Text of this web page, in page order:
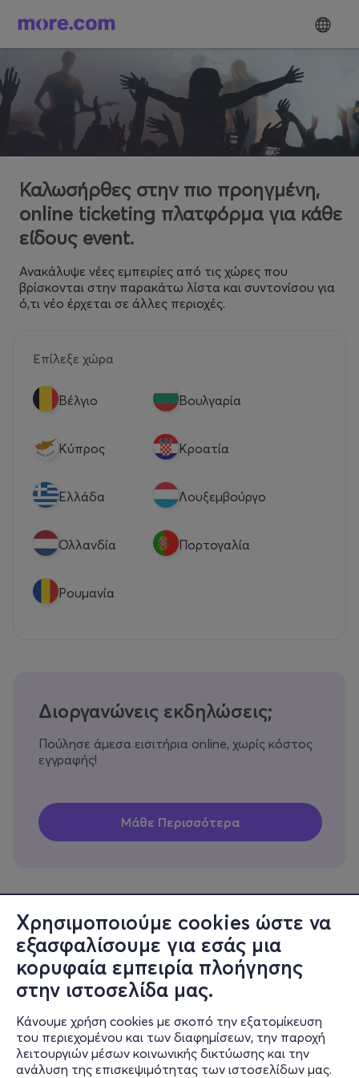
Χρησιμοποιούμε cookies ώστε να
εξασφαλίσουμε για εσάς μια
κορυφαία εμπειρία πλοήγησης
στην ιστοσελίδα μας.
Κάνουμε χρήση cookies με σκοπό την εξατομίκευση
του περιεχομένου και των διαφημίσεων, την παροχή
λειτουργιών μέσων κοινωνικής δικτύωσης και την
ανάλυση της επισκεψιμότητας των ιστοσελίδων μας.
Καλωσήρθες στην πιο προηγμένη,
online ticketing πλατφόρμα για κάθε
είδους event.
Ανακάλυψε νέες εμπειρίες από τις χώρες που
βρίσκονται στην παρακάτω λίστα και συντονίσου για
ό,τι νέο έρχεται σε άλλες περιοχές.
Επίλεξε χώρα
Βέλγιο Βουλγαρία
Κύπρος Κροατία
Eλλάδα Λουξεμβούργο
Ολλανδία Πορτογαλία
Ρουμανία
Διοργανώνεις εκδηλώσεις;
Πούλησε άμεσα εισιτήρια online, χωρίς κόστος
εγγραφής!
Πληροφορίες
Υποστήριξη
Stay Connected